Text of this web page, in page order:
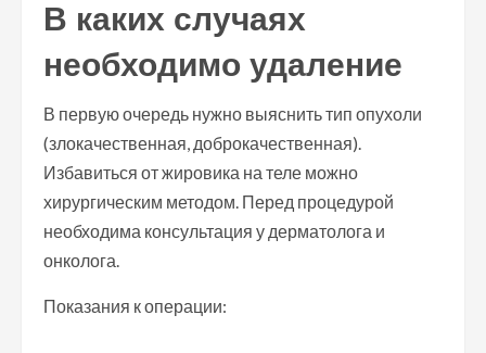
В каких случаях
необходимо удаление
В первую очередь нужно выяснить тип опухоли
(злокачественная, доброкачественная).
Избавиться от жировика на теле можно
хирургическим методом. Перед процедурой
необходима консультация у дерматолога и
онколога.
Показания к операции: